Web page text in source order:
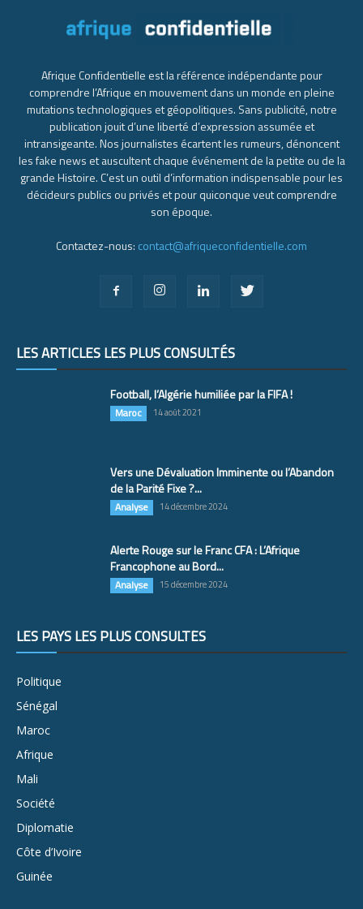
Afrique Confidentielle est la référence indépendante pour
comprendre l’Afrique en mouvement dans un monde en pleine
mutations technologiques et géopolitiques. Sans publicité, notre
publication jouit d’une liberté d’expression assumée et
intransigeante. Nos journalistes écartent les rumeurs, dénoncent
les fake news et auscultent chaque événement de la petite ou de la
grande Histoire. C’est un outil d’information indispensable pour les
décideurs publics ou privés et pour quiconque veut comprendre
son époque.
Contactez-nous: contact@afriqueconfidentielle.com
LES ARTICLES LES PLUS CONSULTÉS
Football, l’Algérie humiliée par la FIFA !
Maroc 14 août 2021
Vers une Dévaluation Imminente ou l’Abandon
de la Parité Fixe ?...
Analyse 14 décembre 2024
Alerte Rouge sur le Franc CFA : L’Afrique
Francophone au Bord...
Analyse 15 décembre 2024
LES PAYS LES PLUS CONSULTÉS
Politique
Sénégal
Maroc
Afrique
Mali
Société
Diplomatie
Côte d’Ivoire
Guinée